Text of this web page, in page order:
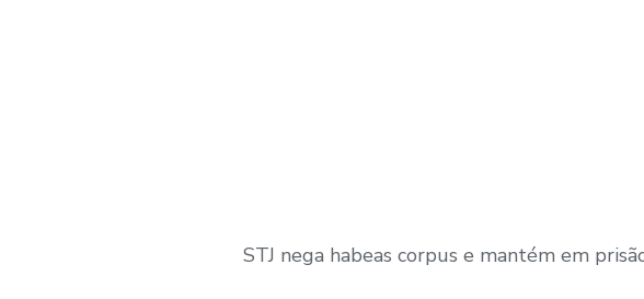
STJ nega habeas corpus e mantém em